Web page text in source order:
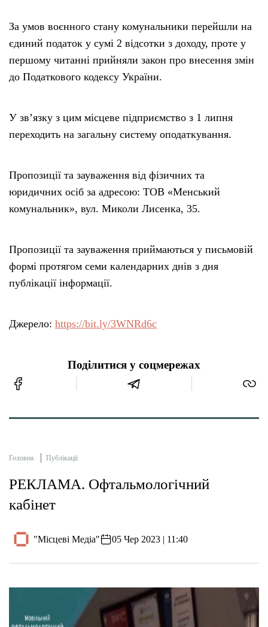
За умов воєнного стану комунальники перейшли на
єдиний податок у сумі 2 відсотки з доходу, проте у
першому читанні прийняли закон про внесення змін
до Податкового кодексу України.
У зв’язку з цим місцеве підприємство з 1 липня
переходить на загальну систему оподаткування.
Пропозиції та зауваження від фізичних та
юридичних осіб за адресою: ТОВ «Менський
комунальник», вул. Миколи Лисенка, 35.
Пропозиції та зауваження приймаються у письмовій
формі протягом семи календарних днів з дня
публікації інформації.
Джерело: https://bit.ly/3WNRd6c
Поділитися у соцмережах
Головна Публікації
РЕКЛАМА. Офтальмологічний
кабінет
"Місцеві Медіа" 05 Чер 2023 | 11:40